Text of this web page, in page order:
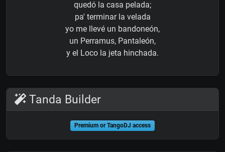
quedó la casa pelada;
pa' terminar la velada
yo me llevé un bandoneón,
un Perramus, Pantaleón,
y el Loco la jeta hinchada.
Tanda Builder
Premium or TangoDJ access